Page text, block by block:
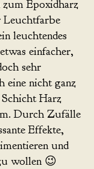
zum Epoxidharz
leuchtendes
einfacher,
sehr
eine nicht ganz
Harz
Durch Zufälle
Effekte,
und
wollen 😉